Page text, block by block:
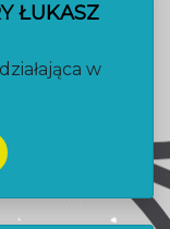
ŁUKASZ
w